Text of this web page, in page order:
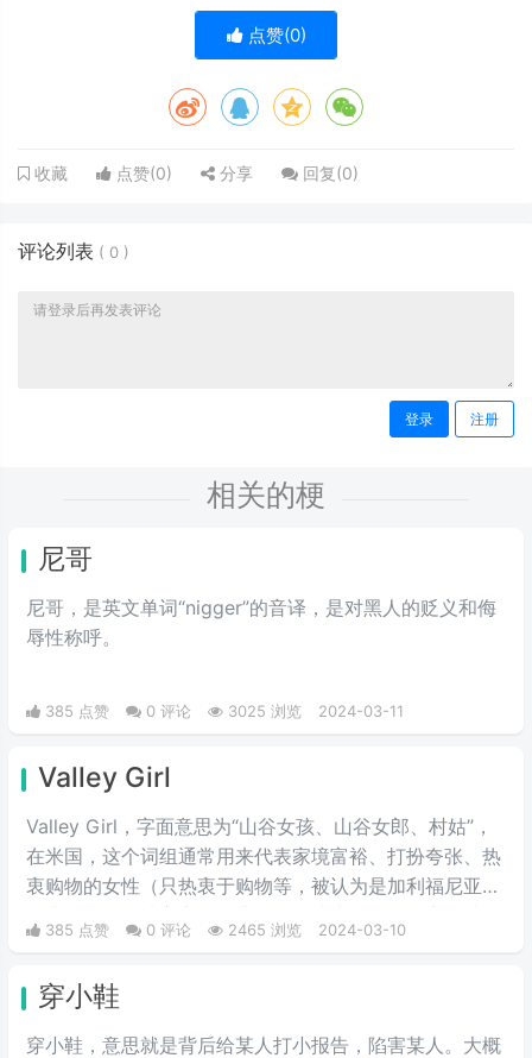
点赞(0)
收藏 点赞(0) 分享 回复(0)
评论列表 ( 0 )
登录 注册
相关的梗
尼哥
尼哥，是英文单词“nigger”的音译，是对黑人的贬义和侮
辱性称呼。
385 点赞 0 评论 3025 浏览 2024-03-11
Valley Girl
Valley Girl，字面意思为“山谷女孩、山谷女郎、村姑”，
在米国，这个词组通常用来代表家境富裕、打扮夸张、热
衷购物的女性（只热衷于购物等，被认为是加利福尼亚州
圣费尔南多谷地富家女的典型）。或者说得难听点，就是
形容波大无脑又拜金虚荣的金发妹，一般被如此称呼的女
娘。
385 点赞 0 评论 2465 浏览 2024-03-10
穿小鞋
穿小鞋，意思就是背后给某人打小报告，陷害某人。大概